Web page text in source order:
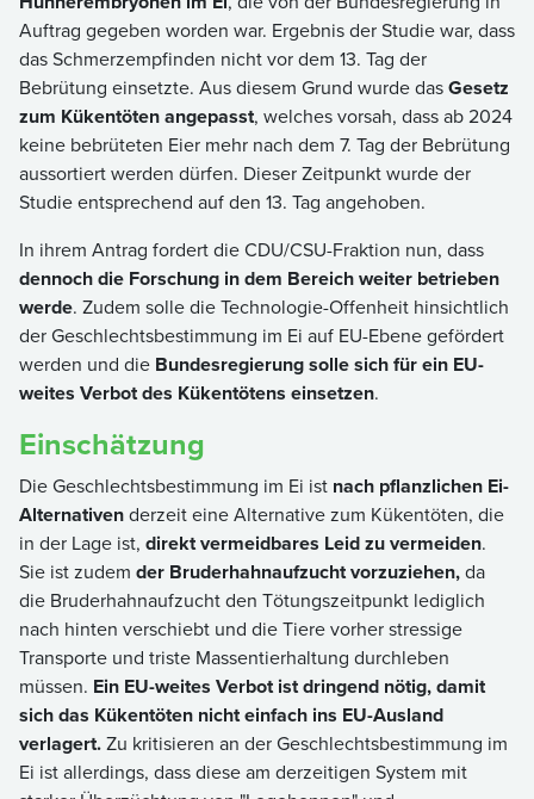
Auftrag gegeben worden war. Ergebnis der Studie war, dass
das Schmerzempfinden nicht vor dem 13. Tag der
Bebrütung einsetzte. Aus diesem Grund wurde dasGesetz
zum Kükentöten angepasst, welches vorsah, dass ab 2024
keine bebrüteten Eier mehr nach dem 7. Tag der Bebrütung
aussortiert werden dürfen. Dieser Zeitpunkt wurde der
Studie entsprechend auf den 13. Tag angehoben.
In ihrem Antrag fordert die CDU/CSU-Fraktion nun, dass
dennoch die Forschung in dem Bereich weiter betrieben
werde. Zudem solle die Technologie-Offenheit hinsichtlich
der Geschlechtsbestimmung im Ei auf EU-Ebene gefördert
werden und die Bundesregierung solle sich für ein EU-
weites Verbot des Kükentötens einsetzen.
Einschätzung
Die Geschlechtsbestimmung im Ei ist nach pflanzlichen Ei-
Alternativenderzeit eine Alternative zum Kükentöten, die
in der Lage ist, direkt vermeidbares Leid zu vermeiden.
Sie ist zudem der Bruderhahnaufzucht vorzuziehen,da
die Bruderhahnaufzucht den Tötungszeitpunkt lediglich
nach hinten verschiebt und die Tiere vorher stressige
Transporte und triste Massentierhaltung durchleben
müssen. Ein EU-weites Verbot ist dringend nötig, damit
sich das Kükentöten nicht einfach ins EU-Ausland
verlagert.Zu kritisieren an der Geschlechtsbestimmung im
Ei ist allerdings, dass diese am derzeitigen System mit